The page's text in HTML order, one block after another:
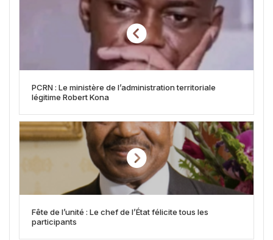
PCRN : Le ministère de l’administration territoriale
légitime Robert Kona
Fête de l’unité : Le chef de l’État félicite tous les
participants